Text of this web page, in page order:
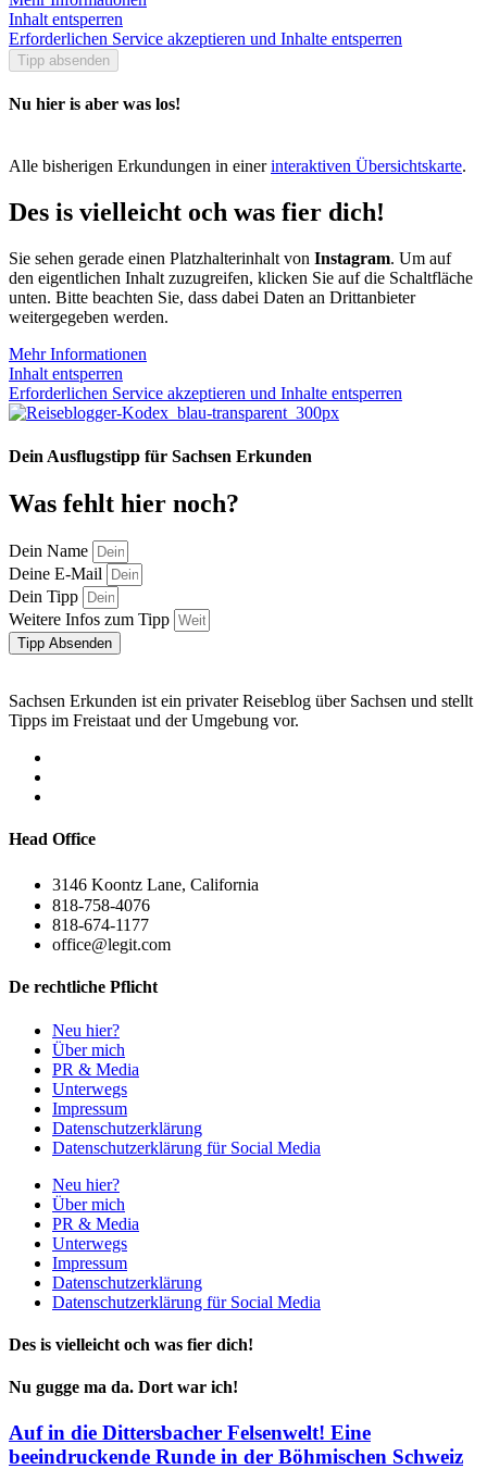
Inhalt entsperren
Erforderlichen Service akzeptieren und Inhalte entsperren
Tipp absenden
Nu hier is aber was los!
Alle bisherigen Erkundungen in einerinteraktiven Übersichtskarte.
Des is vielleicht och was fier dich!
Sie sehen gerade einen Platzhalterinhalt von Instagram. Um auf
den eigentlichen Inhalt zuzugreifen, klicken Sie auf die Schaltfläche
unten. Bitte beachten Sie, dass dabei Daten an Drittanbieter
weitergegeben werden.
Mehr Informationen
Inhalt entsperren
Erforderlichen Service akzeptieren und Inhalte entsperren
Dein Ausflugstipp für Sachsen Erkunden
Was fehlt hier noch?
Dein Name
Deine E-Mail
Dein Tipp
Weitere Infos zum Tipp
Tipp Absenden
Sachsen Erkunden ist ein privater Reiseblog über Sachsen und stellt
Tipps im Freistaat und der Umgebung vor.
Head Office
3146 Koontz Lane, California
818-758-4076
818-674-1177
office@legit.com
De rechtliche Pflicht
Neu hier?
Über mich
PR & Media
Unterwegs
Impressum
Datenschutzerklärung
Datenschutzerklärung für Social Media
Neu hier?
Über mich
PR & Media
Unterwegs
Impressum
Datenschutzerklärung
Datenschutzerklärung für Social Media
Des is vielleicht och was fier dich!
Nu gugge ma da. Dort war ich!
Auf in die Dittersbacher Felsenwelt! Eine
beeindruckende Runde in der Böhmischen Schweiz